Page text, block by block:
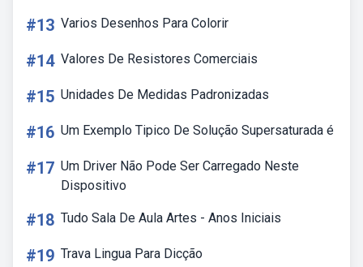
#13 Varios Desenhos Para Colorir
#14 Valores De Resistores Comerciais
#15 Unidades De Medidas Padronizadas
#16 Um Exemplo Tipico De Solução Supersaturada é
#17 Um Driver Não Pode Ser Carregado Neste
Dispositivo
#18 Tudo Sala De Aula Artes - Anos Iniciais
#19 Trava Lingua Para Dicção